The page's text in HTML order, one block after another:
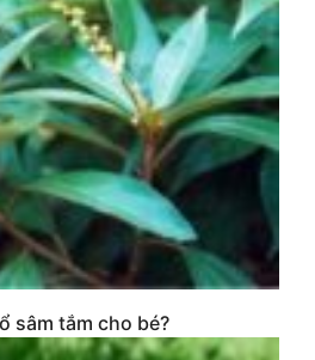
sâm tắm cho bé?